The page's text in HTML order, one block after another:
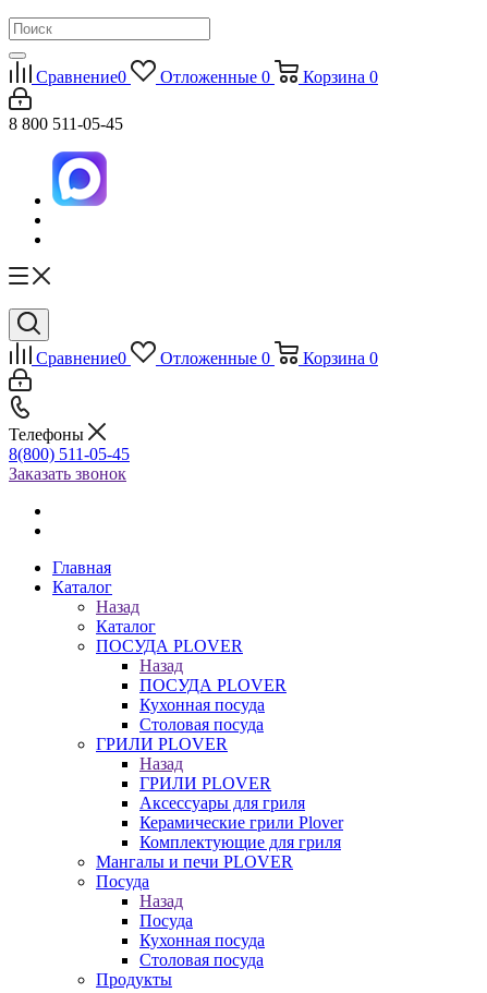
Сравнение0 Отложенные 0 Корзина 0
8 800 511-05-45
Сравнение0 Отложенные 0 Корзина 0
Телефоны
8(800) 511-05-45
Заказать звонок
Главная
Каталог
Назад
Каталог
ПОСУДА PLOVER
Назад
ПОСУДА PLOVER
Кухонная посуда
Столовая посуда
ГРИЛИ PLOVER
Назад
ГРИЛИ PLOVER
Аксессуары для гриля
Керамические грили Plover
Комплектующие для гриля
Мангалы и печи PLOVER
Посуда
Назад
Посуда
Кухонная посуда
Столовая посуда
Продукты